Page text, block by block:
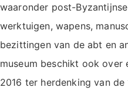
waaronder post-
werktuigen, wapens,
bezittingen van de abt en
museum beschikt ook over
2016 ter herdenking van